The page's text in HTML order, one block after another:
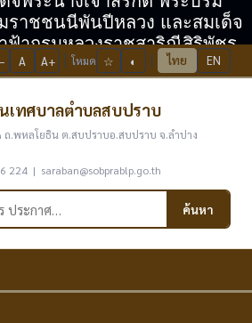
ราชชนนีพันปีหลวง และสมเด็จ
าฟ้ากรมหลวงราชสาริณีสิริพัชร
าวัชรราชธิดา
A A+ โหมด ☆ ◐ ไทย EN
เทศบาลตำบลสบปราบ
.พหลโยธิน ต.สบปราบอ.สบปราบ จ.ลำปาง
224 | saraban@sobprablp.go.th
ค้นหา